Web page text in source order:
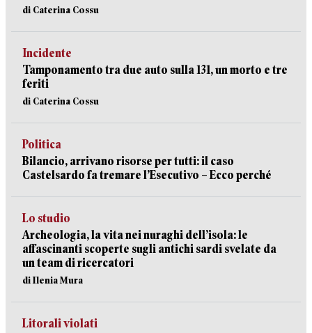
di Caterina Cossu
Incidente
Tamponamento tra due auto sulla 131, un morto e tre
feriti
di Caterina Cossu
Politica
Bilancio, arrivano risorse per tutti: il caso
Castelsardo fa tremare l’Esecutivo – Ecco perché
Lo studio
Archeologia, la vita nei nuraghi dell’isola: le
affascinanti scoperte sugli antichi sardi svelate da
un team di ricercatori
di Ilenia Mura
Litorali violati